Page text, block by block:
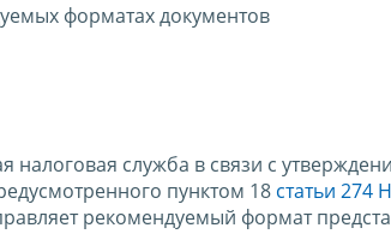
форматах документов
налоговая служба в связи с
пунктом 18 статьи 274
рекомендуемый формат